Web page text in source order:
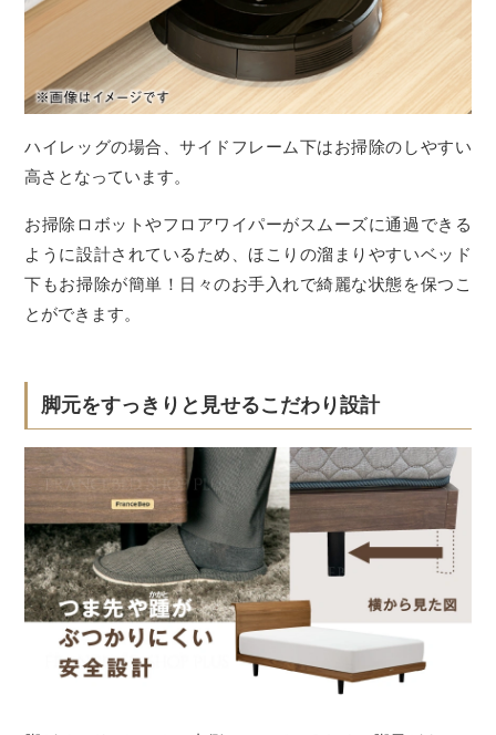
ハイレッグの場合、サイドフレーム下はお掃除のしやすい
高さとなっています。
お掃除ロボットやフロアワイパーがスムーズに通過できる
ように設計されているため、ほこりの溜まりやすいベッド
下もお掃除が簡単！日々のお手入れで綺麗な状態を保つこ
とができます。
脚元をすっきりと見せるこだわり設計